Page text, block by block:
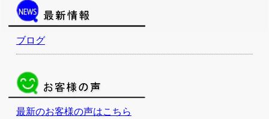
ブログ
最新のお客様の声はこちら